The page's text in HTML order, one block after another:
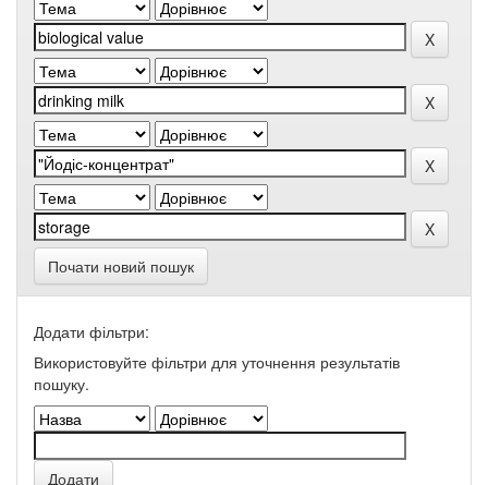
Почати новий пошук
Додати фільтри:
Використовуйте фільтри для уточнення результатів
пошуку.